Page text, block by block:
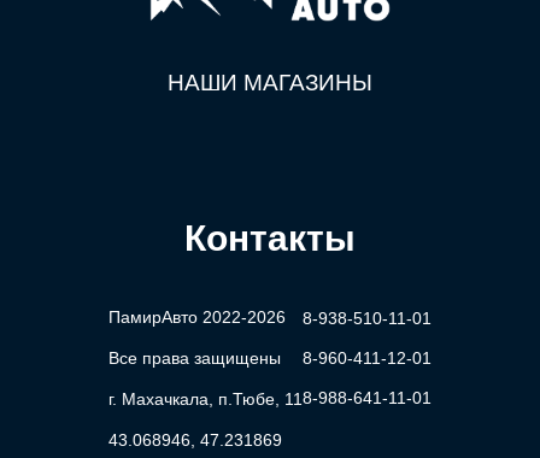
НАШИ МАГАЗИНЫ
Контакты
ПамирАвто 2022-2026
Все права защищены
г. Махачкала, п.Тюбе, 11
43.068946, 47.231869
8-938-510-11-01
8-960-411-12-01
8-988-641-11-01